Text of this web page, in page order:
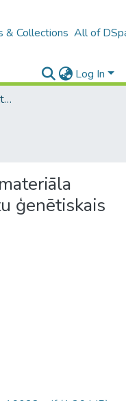
& Collections All of
Log In
B4 – LU fakultātes / Faculties of the UL
ģenētiskais